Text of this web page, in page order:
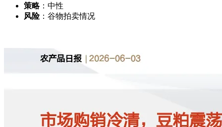
策略：中性
风险：谷物拍卖情况